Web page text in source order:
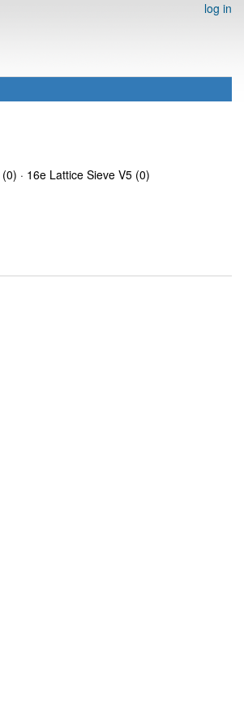
log in
(0) · 16e Lattice Sieve V5 (0)